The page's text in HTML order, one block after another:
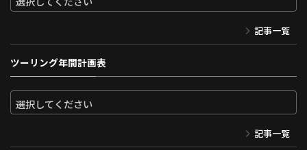
記事一覧
ツーリング年間計画表
記事一覧